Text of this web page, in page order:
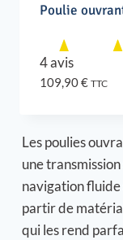
Poulie
4 avis
109,90€ TTC
Les poulies
une
navigation
partir de
qui les rend